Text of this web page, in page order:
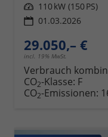
Leistung 110 kW (150 PS)
01.03.2026
29.050,– €
incl. 19% MwSt.
Verbrauch
CO2-Klasse: F
CO2-Emissionen: